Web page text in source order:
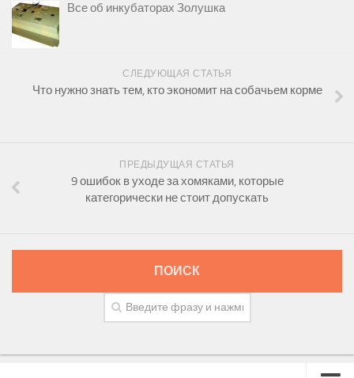
Все об инкубаторах Золушка
СЛЕДУЮЩАЯ СТАТЬЯ
Что нужно знать тем, кто экономит на собачьем корме
ПРЕДЫДУЩАЯ СТАТЬЯ
9 ошибок в уходе за хомяками, которые
категорически не стоит допускать
ПОИСК